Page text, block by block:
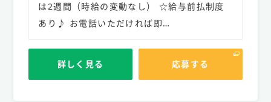
は2週間（時給の変動なし） ☆給与前払制度
あり♪ お電話いただければ即…
詳しく見る 応募する